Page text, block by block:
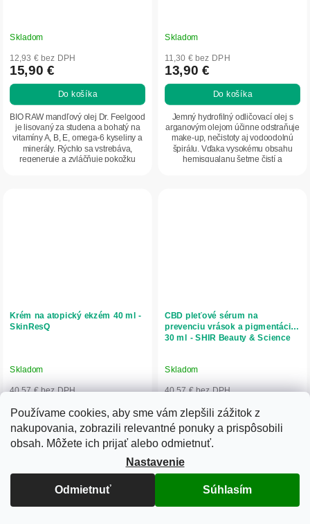
Používame cookies, aby sme vám zlepšili zážitok z
nakupovania, zobrazili relevantné ponuky a prispôsobili
obsah. Môžete ich prijať alebo odmietnuť.
Nastavenie
Odmietnuť Súhlasím
Skladom
12,93 € bez DPH
15,90 €
Do košíka
BIO RAW mandľový olej Dr. Feelgood
je lisovaný za studena a bohatý na
vitamíny A, B, E, omega-6 kyseliny a
minerály. Rýchlo sa vstrebáva,
regeneruje a zvláčňuje pokožku
Skladom
11,30 € bez DPH
13,90 €
Do košíka
Jemný hydrofilný odličovací olej s
arganovým olejom účinne odstraňuje
make-up, nečistoty aj vodoodolnú
špirálu. Vďaka vysokému obsahu
hemisqualanu šetrne čistí a
Krém na atopický ekzém 40 ml -
SkinResQ
Skladom
40,57 € bez DPH
Do košíka
Nemedicínsky krém SkinResQ
prináša prírodnú úľavu pokožke s
atopickým ekzémom – pomáha
suchosť a obnovuje prirodzenú
CBD pleťové sérum na
prevenciu vrások a pigmentácie
30 ml - SHIR Beauty & Science
Skladom
40,57 € bez DPH
Do košíka
CBD pleťové sérum s Matrixyl®
3000, bakuchiolom, niacínamidom a
kyselinou hyalurónovou viditeľne
a hydratuje. Prírodná anti-aging...